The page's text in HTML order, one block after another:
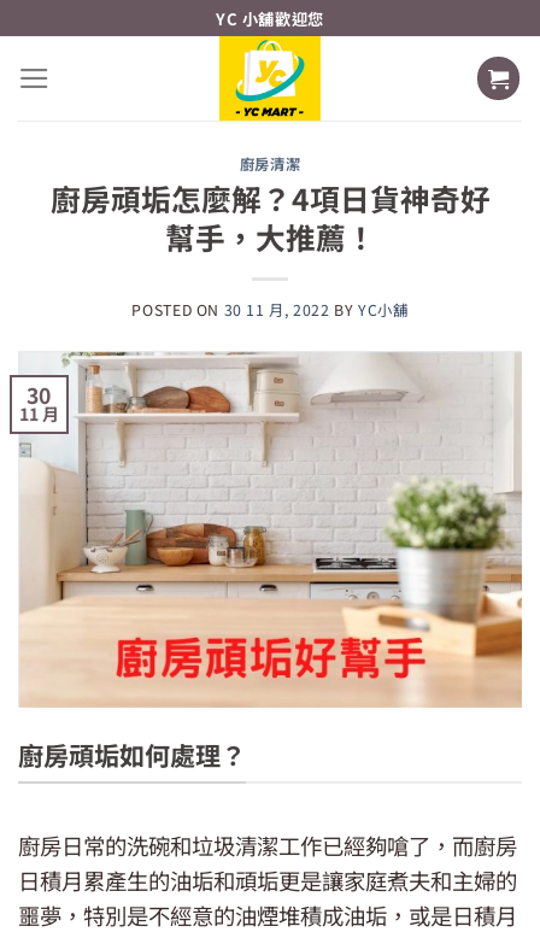
content
YC 小舖歡迎您
廚房清潔
廚房頑垢怎麼解？4項日貨神奇好
幫手，大推薦！
POSTED ON 30 11 月, 2022 BYYC小舖
30
11 月
廚房頑垢如何處理？
廚房日常的洗碗和垃圾清潔工作已經夠嗆了，而廚房
日積月累產生的油垢和頑垢更是讓家庭煮夫和主婦的
噩夢，特別是不經意的油煙堆積成油垢，或是日積月